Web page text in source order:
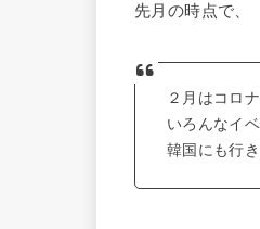
先月の時点で、
２月はコロ
いろんなイ
韓国にも行